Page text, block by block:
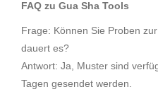
FAQ zu Gua Sha Tools
Frage: Können Sie Proben
dauert es?
Antwort: Ja, Muster sind
Tagen gesendet werden.